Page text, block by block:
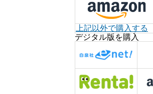
上記以外で購入する
デジタル版を購入